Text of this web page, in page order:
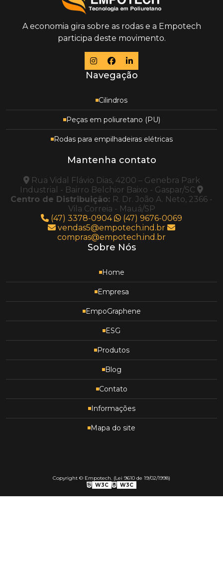
A economia gira sobre as rodas e a Empotech
participa deste movimento.
Navegação
Cilindros
Peças em poliuretano (PU)
Rodas para empilhadeiras elétricas
Mantenha contato
Rua Vidal Flávio Dias, 4200 – Genebra Park
Industrial - Bairro Belchior Baixo - Gaspar/SC
Centro de Distribuição: R. Dr. João A. Neto, 2366 -
Vila Correia - Mauá/SP
(47) 3378-0904
(47) 9676-0069
vendas5@empotech.ind.br
compras@empotech.ind.br
Sobre Nós
Home
Empresa
EmpoGraphene
ESG
Produtos
Blog
Contato
Informações
Mapa do site
Copyright © Empotech. (Lei 9610 de 19/02/1998)
W3C
W3C